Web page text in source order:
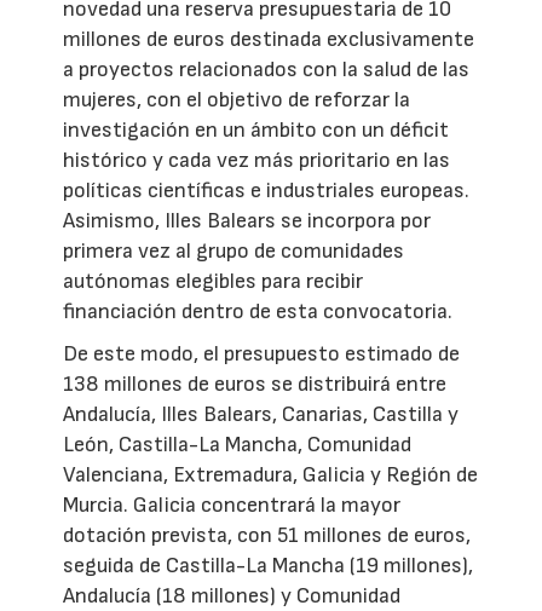
novedad una reserva presupuestaria de 10
millones de euros destinada exclusivamente
a proyectos relacionados con la salud de las
mujeres, con el objetivo de reforzar la
investigación en un ámbito con un déficit
histórico y cada vez más prioritario en las
políticas científicas e industriales europeas.
Asimismo, Illes Balears se incorpora por
primera vez al grupo de comunidades
autónomas elegibles para recibir
financiación dentro de esta convocatoria.
De este modo, el presupuesto estimado de
138 millones de euros se distribuirá entre
Andalucía, Illes Balears, Canarias, Castilla y
León, Castilla-La Mancha, Comunidad
Valenciana, Extremadura, Galicia y Región de
Murcia. Galicia concentrará la mayor
dotación prevista, con 51 millones de euros,
seguida de Castilla-La Mancha (19 millones),
Andalucía (18 millones) y Comunidad